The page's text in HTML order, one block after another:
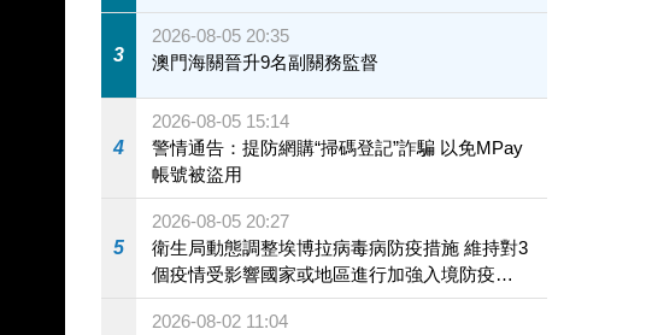
3
2026-08-05 20:35
澳門海關晉升9名副關務監督
4
2026-08-05 15:14
警情通告：提防網購“掃碼登記”詐騙 以免MPay
帳號被盜用
5
2026-08-05 20:27
衛生局動態調整埃博拉病毒病防疫措施 維持對3
個疫情受影響國家或地區進行加強入境防疫措
施
2026-08-02 11:04